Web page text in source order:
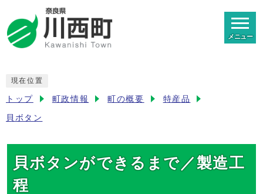
メニュー
現在位置
トップ 町政情報 町の概要 特産品
貝ボタン
貝ボタンができるまで／製造工
程